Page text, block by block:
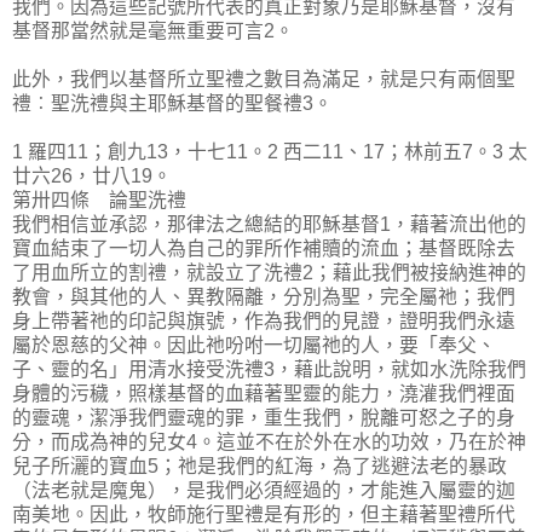
我們。因為這些記號所代表的真正對象乃是耶穌基督，沒有
基督那當然就是毫無重要可言2。
此外，我們以基督所立聖禮之數目為滿足，就是只有兩個聖
禮︰聖洗禮與主耶穌基督的聖餐禮3。
1 羅四11；創九13，十七11。2 西二11、17；林前五7。3 太
廿六26，廿八19。
第卅四條 論聖洗禮
我們相信並承認，那律法之總結的耶穌基督1，藉著流出他的
寶血結束了一切人為自己的罪所作補贖的流血；基督既除去
了用血所立的割禮，就設立了洗禮2；藉此我們被接納進神的
教會，與其他的人、異教隔離，分別為聖，完全屬祂；我們
身上帶著祂的印記與旗號，作為我們的見證，證明我們永遠
屬於恩慈的父神。因此祂吩咐一切屬祂的人，要「奉父、
子、靈的名」用清水接受洗禮3，藉此說明，就如水洗除我們
身體的污穢，照樣基督的血藉著聖靈的能力，澆灌我們裡面
的靈魂，潔淨我們靈魂的罪，重生我們，脫離可怒之子的身
分，而成為神的兒女4。這並不在於外在水的功效，乃在於神
兒子所灑的寶血5；祂是我們的紅海，為了逃避法老的暴政
（法老就是魔鬼），是我們必須經過的，才能進入屬靈的迦
南美地。因此，牧師施行聖禮是有形的，但主藉著聖禮所代